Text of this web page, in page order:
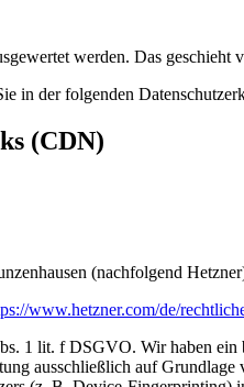
werden. Das geschieht
in der folgenden
(CDN)
(nachfolgend
www.hetzner.com/de/
1 lit. f DSGVO. Wir haben ein
ausschließlich auf